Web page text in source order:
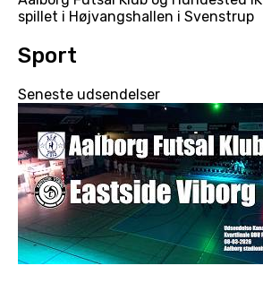
spillet i Højvangshallen i Svenstrup
Sport
Seneste udsendelser